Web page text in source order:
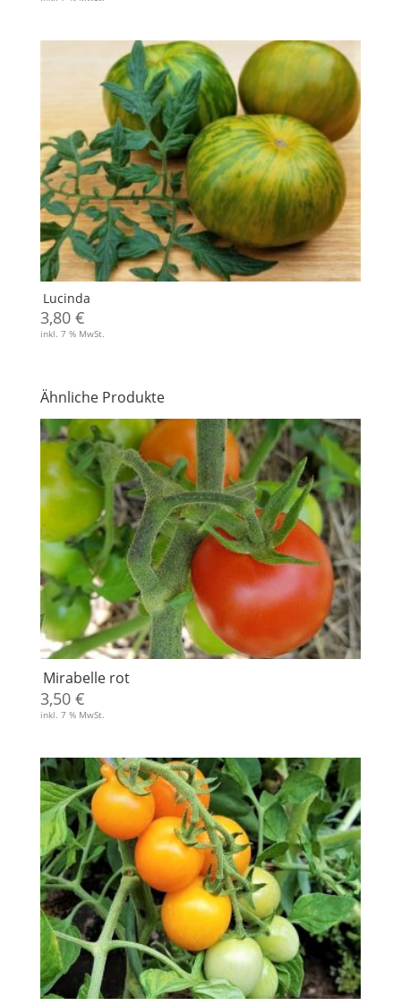
Lucinda
3,80 €
inkl. 7 % MwSt.
Ähnliche Produkte
Mirabelle rot
3,50 €
inkl. 7 % MwSt.